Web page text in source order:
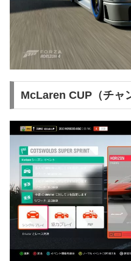
McLaren CUP（チャ